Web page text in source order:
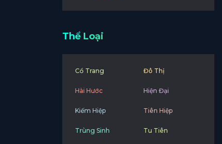
Thể Loại
Cổ Trang Đô Thị
Hài Hước Hiện Đại
Kiếm Hiệp Tiên Hiệp
Trùng Sinh Tu Tiên